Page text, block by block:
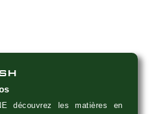
découvrez les matières en